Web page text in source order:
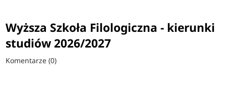
Wyższa Szkoła Filologiczna - kierunki
studiów 2026/2027
Komentarze (0)